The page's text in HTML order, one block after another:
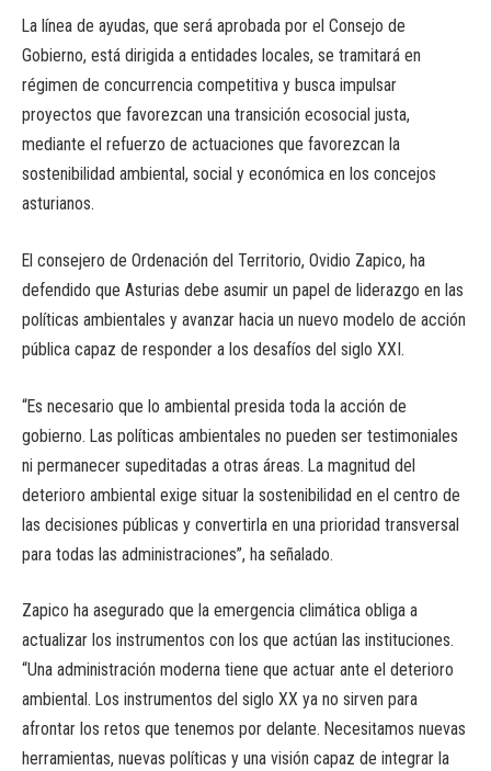
La línea de ayudas, que será aprobada por el Consejo de
Gobierno, está dirigida a entidades locales, se tramitará en
régimen de concurrencia competitiva y busca impulsar
proyectos que favorezcan una transición ecosocial justa,
mediante el refuerzo de actuaciones que favorezcan la
sostenibilidad ambiental, social y económica en los concejos
asturianos.
El consejero de Ordenación del Territorio, Ovidio Zapico, ha
defendido que Asturias debe asumir un papel de liderazgo en las
políticas ambientales y avanzar hacia un nuevo modelo de acción
pública capaz de responder a los desafíos del siglo XXI.
“Es necesario que lo ambiental presida toda la acción de
gobierno. Las políticas ambientales no pueden ser testimoniales
ni permanecer supeditadas a otras áreas. La magnitud del
deterioro ambiental exige situar la sostenibilidad en el centro de
las decisiones públicas y convertirla en una prioridad transversal
para todas las administraciones”, ha señalado.
Zapico ha asegurado que la emergencia climática obliga a
actualizar los instrumentos con los que actúan las instituciones.
“Una administración moderna tiene que actuar ante el deterioro
ambiental. Los instrumentos del siglo XX ya no sirven para
afrontar los retos que tenemos por delante. Necesitamos nuevas
herramientas, nuevas políticas y una visión capaz de integrar la